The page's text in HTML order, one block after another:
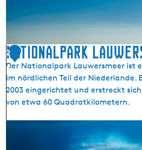
l
j
o
e
n
n
e
L
a
u
w
e
r
2
5
Nationalpark
Der Nationalpark Lauwersmeer ist
im nördlichen Teil der Niederlande.
2003 eingerichtet und erstreckt
von etwa 60 Quadratkilometern.